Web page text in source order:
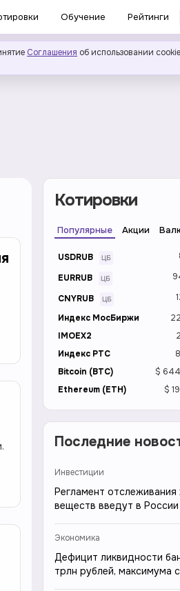
Обучение Рейтинги
Соглашения об использовании
Котировки
Популярные Акции
USDRUB
EURRUB
CNYRUB
Индекс МосБиржи
IMOEX2
Индекс РТС
Bitcoin (BTC)
$
Ethereum (ETH)
$
Последние
Инвестиции
Регламент отслеживания
веществ введут в
Экономика
Дефицит ликвидности
трлн рублей, максимума